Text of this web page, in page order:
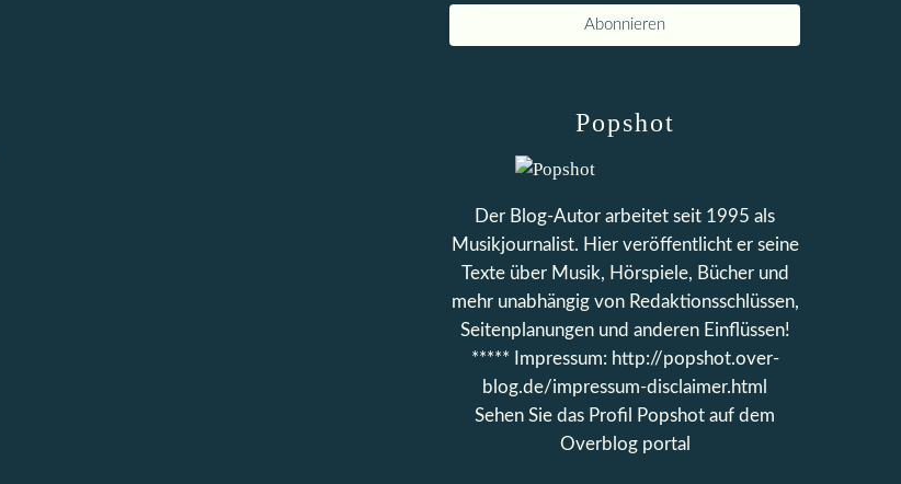
Popshot
Der Blog-Autor arbeitet seit 1995 als
Musikjournalist. Hier veröffentlicht er seine
Texte über Musik, Hörspiele, Bücher und
mehr unabhängig von Redaktionsschlüssen,
Seitenplanungen und anderen Einflüssen!
***** Impressum: http://popshot.over-
blog.de/impressum-disclaimer.html
Sehen Sie das Profil
Popshot auf dem
Overblog portal